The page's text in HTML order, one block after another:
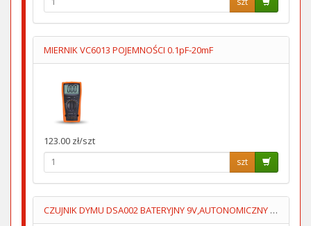
MIERNIK VC6013 POJEMNOŚCI 0.1pF-20mF
123.00 zł/szt
szt
CZUJNIK DYMU DSA002 BATERYJNY 9V,AUTONOMICZNY LUMIO